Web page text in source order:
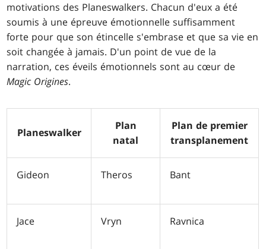
motivations des Planeswalkers. Chacun d'eux a été
soumis à une épreuve émotionnelle suffisamment
forte pour que son étincelle s'embrase et que sa vie en
soit changée à jamais. D'un point de vue de la
narration, ces éveils émotionnels sont au cœur de
Magic Origines.
Planeswalker
Plan
natal
Plan de premier
transplanement
Gideon Theros Bant
Jace Vryn Ravnica